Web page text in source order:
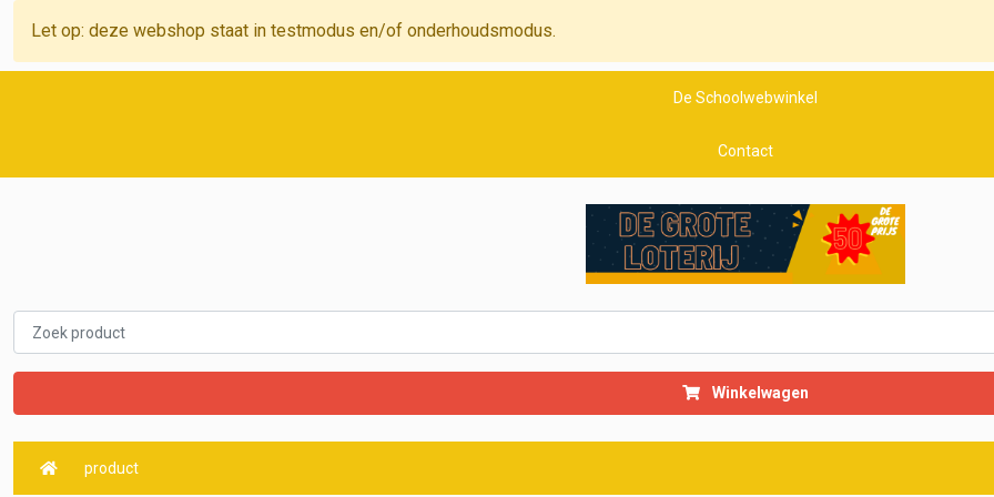
Let op: deze webshop staat in testmodus en/of onderhoudsmodus.
De Schoolwebwinkel
Contact
Winkelwagen
product